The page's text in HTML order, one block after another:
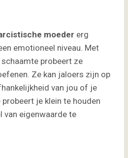
moeder erg
emotioneel niveau. Met
probeert ze
Ze kan jaloers zijn op
van jou of je
je klein te houden
van eigenwaarde te